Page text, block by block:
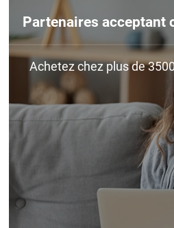
Partenaires acceptant
Achetez chez plus de